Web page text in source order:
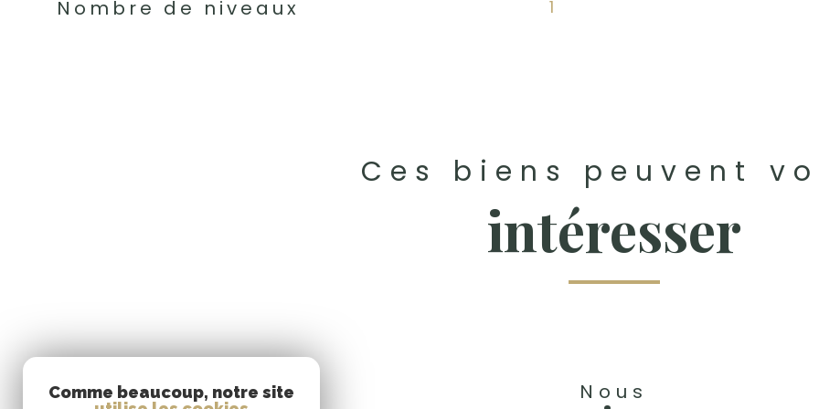
Nombre de niveaux 1
Ces biens peuvent
intéresser
Se Nous
Comme beaucoup, notre site